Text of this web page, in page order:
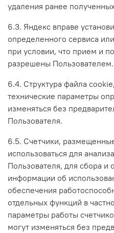
удаления ранее
6.3. Яндекс вправе
определенного сервиса
при условии, что прием и
разрешены Пользователем.
6.4. Структура файла
технические параметры
изменяться без
Пользователя.
6.5. Счетчики,
использоваться для
Пользователя, для сбора и
информации об
обеспечения
отдельных функций в
параметры работы
могут изменяться без